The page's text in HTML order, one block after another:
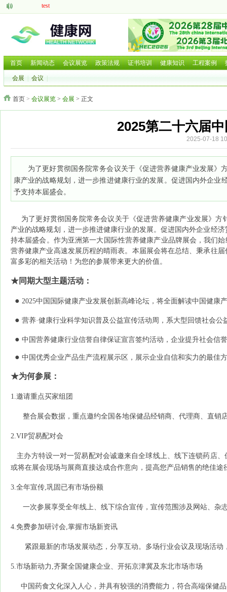
脑机接口的研究现状与发展前景
中医药现代化发展大有可为
呼吸道疾病如何防治国家卫健委等部门就近期流感问题回应
2025 HCE广州国际健康产业博览会
2025北京国际养老养生及大健康展览会
2025北京国际养老养生及大健康展览会
首页 新闻动态 会议展览 政策法规 证书培训 健康知识 工程案例
会展 会议
首页 > 会议展览 > 会展 > 正文
2025第二十六届
2025-07-18
为了更好贯彻国务院常务会议关于《促进营养健康产业发展
康产业的战略规划，进一步推进健康行业的发展。促进国内外企
予支持本届盛会。
为了更好贯彻国务院常务会议关于《促进营养健康产业发展》
产业的战略规划，进一步推进健康行业的发展。促进国内外企业经
持本届盛会。作为亚洲第一大国际性营养健康产业品牌展会，我们
营养健康产业高速发展历程的晴雨表。本届展会将在总结、秉承往
富多彩的相关活动！为您的参展带来更大的价值。
★同期大型主题活动：
● 2025中国国际健康产业发展创新高峰论坛，将全面解读中国健康
● 营养·健康行业科学知识普及公益宣传活动周，系大型回馈社会公
● 中国营养健康行业信誉自律保证宣言签约活动，企业提升社会信
● 中国优秀企业产品生产流程展示区，展示企业自信和实力的最佳
★为何参展：
1.邀请重点买家组团
整合展会数据，重点邀约全国各地保健品经销商、代理商、直
2.VIP贸易配对会
主办方特设一对一贸易配对会诚邀来自全球线上、线下连锁药店
或将在展会现场与展商直接达成合作意向，提高您产品销售的绝佳途
3.全年宣传,巩固已有市场份额
一次参展享受全年线上、线下综合宣传，宣传范围涉及网站、
4.免费参加研讨会,掌握市场新资讯
紧跟最新的市场发展动态，分享互动。多场行业会议及现场活
5.市场新动力 ,齐聚全国健康企业、 开拓京津冀及东北市场市场
中国药食文化深入人心，并具有较强的消费能力，符合高端保健